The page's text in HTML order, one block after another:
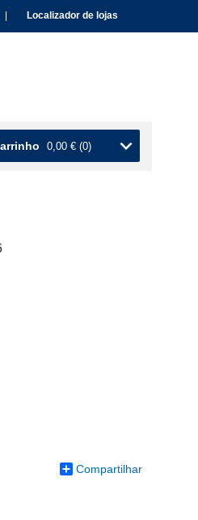
Localizador de lojas
0,00 € (0)
Compartilhar